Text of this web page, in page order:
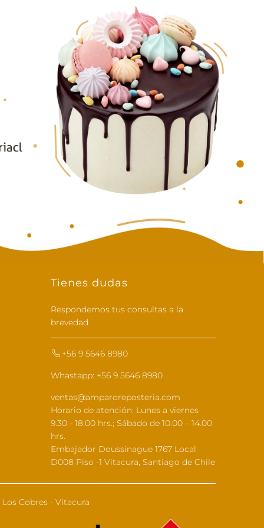
Tienes dudas
Respondemos tus consultas a la
brevedad
+56 9 5646 8980
Whastapp: +56 9 5646 8980
ventas@amparoreposteria.com
Horario de atención: Lunes a viernes
9.30 - 18.00 hrs.; Sábado de 10.00 – 14.00
hrs.
Embajador Doussinague 1767 Local
D008 Piso -1 Vitacura, Santiago de Chile
Cobres - Vitacura